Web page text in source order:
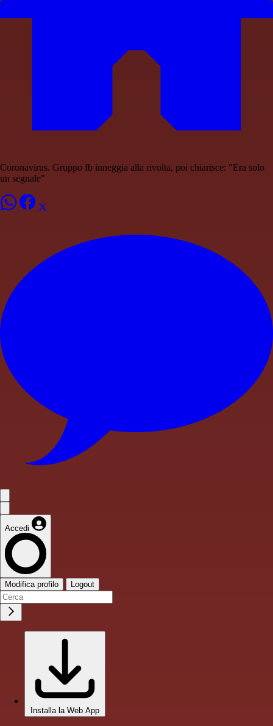
Coronavirus. Gruppo fb inneggia alla rivolta, poi chiarisce: "Era solo
un segnale"
Accedi
Modifica profilo Logout
Installa la Web App